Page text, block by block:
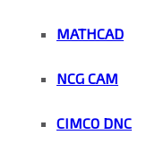
MATHCAD
NCG CAM
CIMCO DNC